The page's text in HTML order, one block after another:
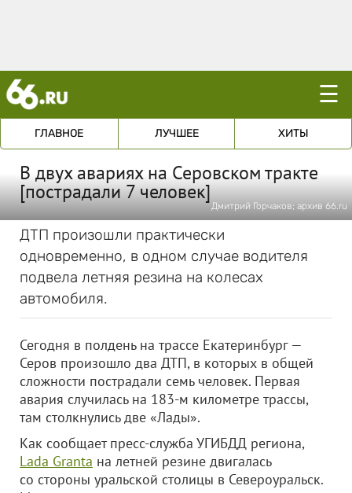
☰
ГЛАВНОЕ ЛУЧШЕЕ ХИТЫ
В двух авариях на Серовском тракте
[пострадали 7 человек]
Дмитрий Горчаков; архив 66.ru
ДТП произошли практически
одновременно, в одном случае водителя
подвела летняя резина на колесах
автомобиля.
Сегодня в полдень на трассе Екатеринбург —
Серов произошло два ДТП, в которых в общей
сложности пострадали семь человек. Первая
авария случилась на 183-м километре трассы,
там столкнулись две «Лады».
Как сообщает пресс-служба УГИБДД региона,
Lada Granta на летней резине двигалась
со стороны уральской столицы в Североуральск.